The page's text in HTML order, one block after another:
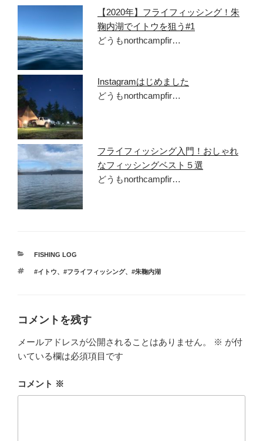
【2020年】フライフィッシング！朱
鞠内湖でイトウを狙う#1
どうもnorthcampfir…
Instagramはじめました
どうもnorthcampfir…
フライフィッシング入門！おしゃれ
なフィッシングベスト５選
どうもnorthcampfir…
カ
ゴ
FISHING LOG
タ
#イトウ、 #フライフィッシング、 #朱鞠内湖
コメントを残す
メールアドレスが公開されることはありません。 ※ が付
いている欄は必須項目です
コメント ※